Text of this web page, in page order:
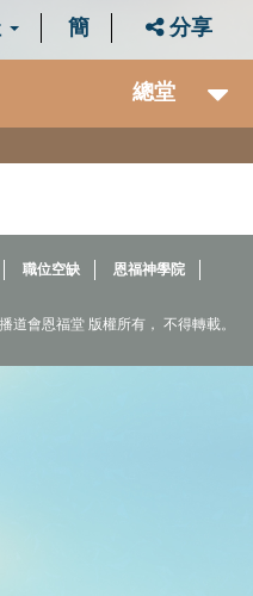
簡 分享
總堂
職位空缺
恩福神學院
道會恩福堂 版權所有， 不得轉載。